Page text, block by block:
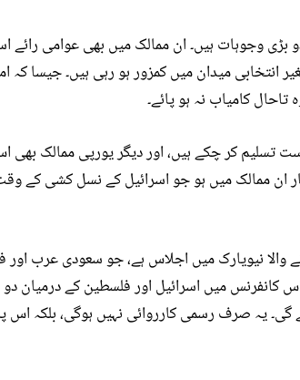
وجوہات ہیں۔ ان ممالک میں بھی عوامی رائے
انتخابی میدان میں کمزور ہو رہی ہیں۔ جیسا کہ
کامیاب نہ ہو پائے۔
تسلیم کر چکے ہیں، اور دیگر یورپی ممالک
ان ممالک میں ہو جو اسرائیل کے نسل کشی کے
اگلے ماہ یعنی 14 جون کو ہونے والا نیویارک میں اجلاس ہے، جو سعودی
کانفرنس میں اسرائیل اور فلسطین کے درمیان
یہ صرف رسمی کارروائی نہیں ہوگی، بلکہ اس